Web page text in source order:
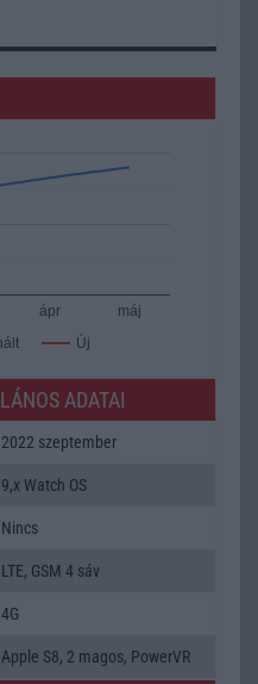
Új
ápr máj
ADATAI
2022 szeptember
9,x Watch OS
Nincs
LTE, GSM 4 sáv
4G
Apple S8, 2 magos, PowerVR